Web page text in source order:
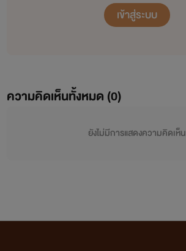
เข้าสู่ระบบ
ความคิดเห็นทั้งหมด (0)
ยังไม่มีการแสดงความคิดเห็น